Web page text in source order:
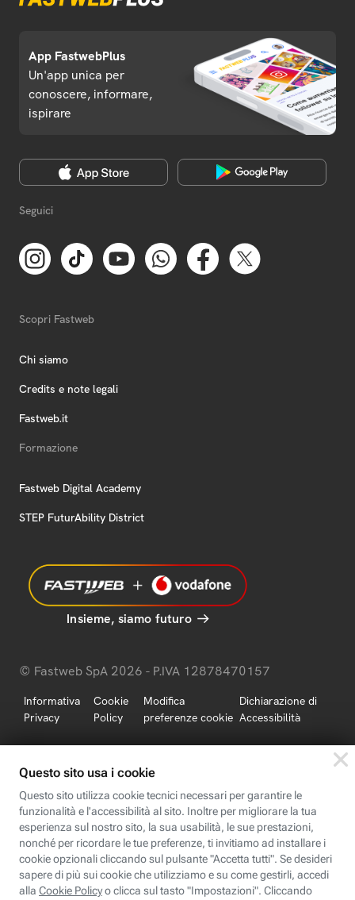
App FastwebPlus
Un'app unica per
conoscere, informare,
ispirare
Seguici
Scopri Fastweb
Chi siamo
Credits e note legali
Fastweb.it
Formazione
Fastweb Digital Academy
STEP FuturAbility District
Insieme, siamo futuro
© Fastweb SpA 2026 - P.IVA 12878470157
Informativa
Privacy
Cookie
Policy
Modifica
preferenze cookie
Dichiarazione di
Accessibilità